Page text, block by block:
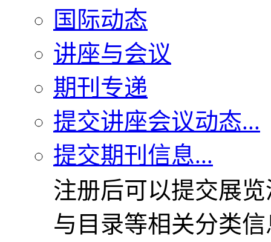
国际动态
讲座与会议
期刊专递
提交讲座会议动态...
提交期刊信息...
注册后可以提交展
与目录等相关分类